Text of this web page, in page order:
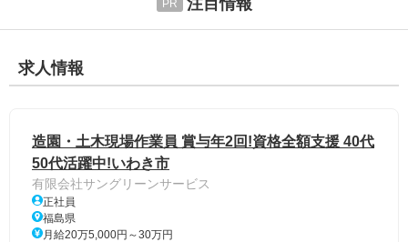
求人情報
造園・土木現場作業員 賞与年2回!資格全額支援 40代
50代活躍中!いわき市
有限会社サングリーンサービス
正社員
福島県
月給20万5,000円～30万円